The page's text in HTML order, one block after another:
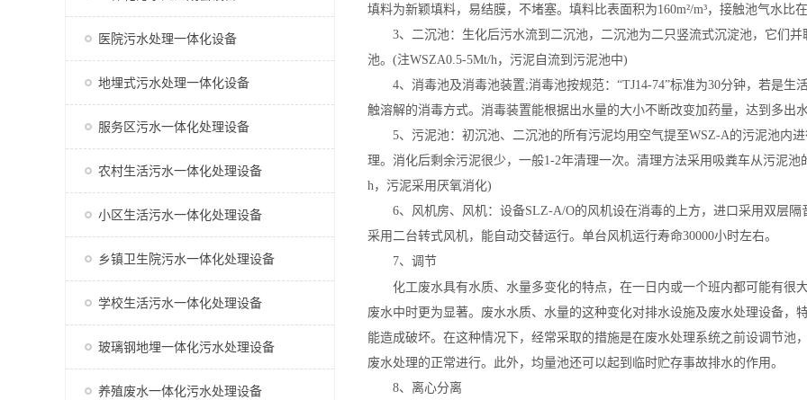
医院污水处理一体化设备
地埋式污水处理一体化设备
服务区污水一体化处理设备
农村生活污水一体化处理设备
小区生活污水一体化处理设备
乡镇卫生院污水一体化处理设备
学校生活污水一体化处理设备
玻璃钢地埋一体化污水处理设备
养殖废水一体化污水处理设备
填料为新颖填料，易结膜，不堵塞。填料 比表面积为160m²/m³，接触池气水比
3、 二沉池：生化后污水流到二沉池，二沉池为二只竖流式沉淀池，它们
池。(注WSZA0.5-5Mt/h，污泥自流到污泥池中)
4、消毒池及消毒池装置;消毒池按规范：“TJ14-74”标准为30分钟，若是生
触溶解的消毒方式。消毒装置能根据出水量的大小不断改变加药量，达到多出
5、污泥池：初沉池、二沉池的所有污泥均用空气提至WSZ-A的污泥池内进
理。消化后剩余污泥很少，一般1-2年清理一次。清理方法采用 吸粪车从污泥池
h，污泥采用厌氧消化)
6、 风机房、风机：设备SLZ-A/O的风机设在消毒的上方，进口采用双层隔
采用二台转式风机，能自动交替运行。单台风机运行寿命30000小时左右。
7、调节
化工废水具有水质、水量多变化的特点，在一日内或一个班内都可能有很
废水中时更为显著。 废水水质、水量的这种变化对排水设施及废水处理设备，
能造成破坏。在这种情况下，经常采取的措施是在废水处理系统之前设调节池
废水处理的正常进行。此外，均量池还可以起到临时贮存事故排水的作用。
8、离心分离